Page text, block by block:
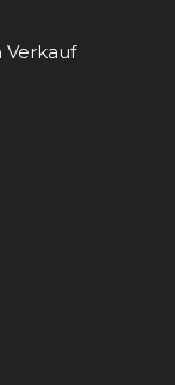
Verkauf